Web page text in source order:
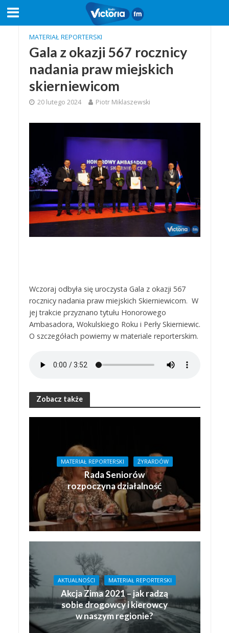
MATERIAŁ REPORTERSKI
Gala z okazji 567 rocznicy
nadania praw miejskich
skierniewicom
20 lutego 2024 Piotr Miklaszewski
Wczoraj odbyła się uroczysta Gala z okazji 567
rocznicy nadania praw miejskich Skierniewicom. W
jej trakcie przyznano tytułu Honorowego
Ambasadora, Wokulskiego Roku i Perły Skierniewic.
O szczegółach powiemy w materiale reporterskim.
Zobacz także
MATERIAŁ REPORTERSKI ŻYRARDÓW
Rada Seniorów
rozpoczyna działalność
AKTUALNOŚCI MATERIAŁ REPORTERSKI
Akcja Zima 2021 – jak radzą
sobie drogowcy i kierowcy
w naszym regionie?